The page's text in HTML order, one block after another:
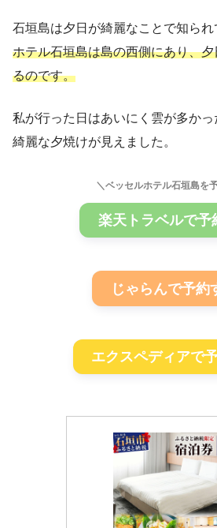
石垣島は夕日が綺麗なことで知られ
ホテル石垣島は島の西側にあり、
るのです。
私が行った日はあいにく雲が多か
綺麗な夕焼けが見えました。
＼ベッセルホテル石垣島を
楽天トラベルで予
じゃらんで予約
エクスペディアで